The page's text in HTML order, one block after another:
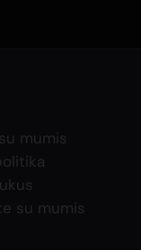
mumis
su mumis